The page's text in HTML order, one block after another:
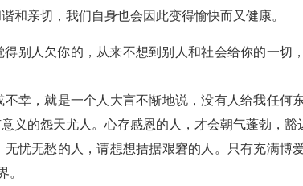
和亲切，我们自身也会因此变得愉快而又健康。
别人欠你的，从来不想到别人和社会给你的一切
幸，就是一个人大言不惭地说，没有人给我任何
义的怨天尤人。心存感恩的人，才会朝气蓬勃，豁
忧无愁的人，请想想拮据艰窘的人。只有充满博
。